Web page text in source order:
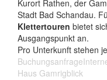
Kurort Rathen, der
Stadt Bad Schandau.
Klettertouren bietet
Ausgangspunkt an.
Pro Unterkunft stehen
Buchungsanfrage
Haus Gamrigblick